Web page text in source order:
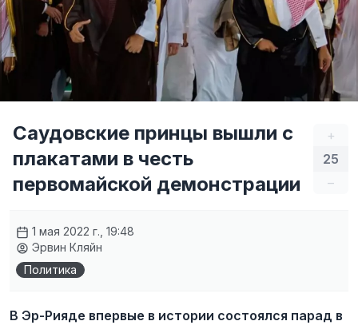
+
25
–
Саудовские принцы вышли с
плакатами в честь
первомайской демонстрации
1 мая 2022 г., 19:48
Эрвин Кляйн
Политика
В Эр-Рияде впервые в истории состоялся парад в